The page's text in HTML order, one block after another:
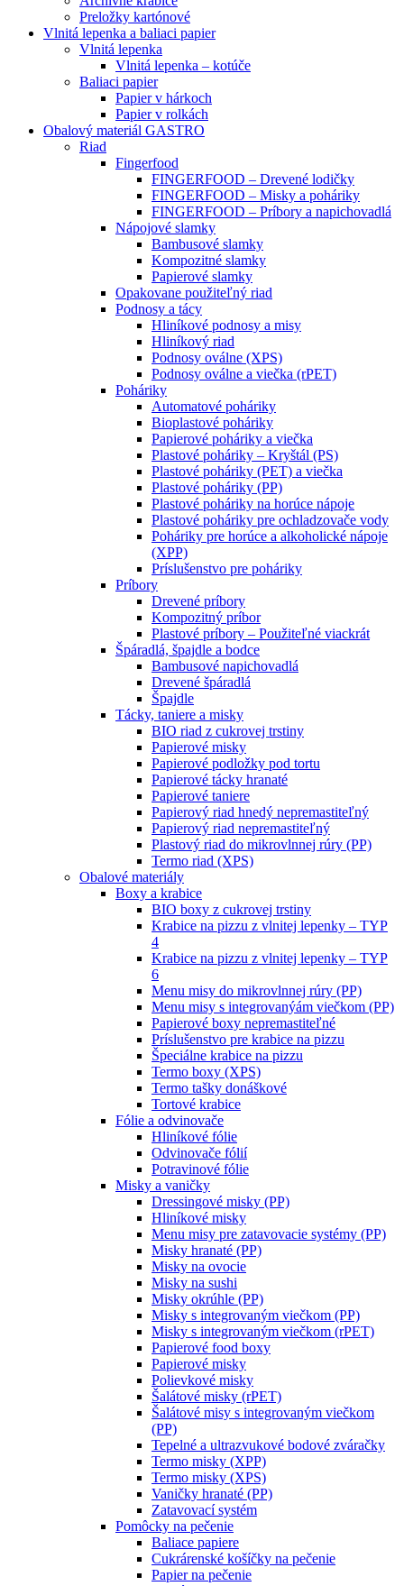
Preložky kartónové
Vlnitá lepenka a baliaci papier
Vlnitá lepenka
Vlnitá lepenka – kotúče
Baliaci papier
Papier v hárkoch
Papier v rolkách
Obalový materiál GASTRO
Riad
Fingerfood
FINGERFOOD – Drevené lodičky
FINGERFOOD – Misky a poháriky
FINGERFOOD – Príbory a napichovadlá
Nápojové slamky
Bambusové slamky
Kompozitné slamky
Papierové slamky
Opakovane použiteľný riad
Podnosy a tácy
Hliníkové podnosy a misy
Hliníkový riad
Podnosy oválne (XPS)
Podnosy oválne a viečka (rPET)
Poháriky
Automatové poháriky
Bioplastové poháriky
Papierové poháriky a viečka
Plastové poháriky – Kryštál (PS)
Plastové poháriky (PET) a viečka
Plastové poháriky (PP)
Plastové poháriky na horúce nápoje
Plastové poháriky pre ochladzovače vody
Poháriky pre horúce a alkoholické nápoje
(XPP)
Príslušenstvo pre poháriky
Príbory
Drevené príbory
Kompozitný príbor
Plastové príbory – Použiteľné viackrát
Špáradlá, špajdle a bodce
Bambusové napichovadlá
Drevené špáradlá
Špajdle
Tácky, taniere a misky
BIO riad z cukrovej trstiny
Papierové misky
Papierové podložky pod tortu
Papierové tácky hranaté
Papierové taniere
Papierový riad hnedý nepremastiteľný
Papierový riad nepremastiteľný
Plastový riad do mikrovlnnej rúry (PP)
Termo riad (XPS)
Obalové materiály
Boxy a krabice
BIO boxy z cukrovej trstiny
Krabice na pizzu z vlnitej lepenky – TYP
4
Krabice na pizzu z vlnitej lepenky – TYP
6
Menu misy do mikrovlnnej rúry (PP)
Menu misy s integrovanýám viečkom (PP)
Papierové boxy nepremastiteľné
Príslušenstvo pre krabice na pizzu
Špeciálne krabice na pizzu
Termo boxy (XPS)
Termo tašky donáškové
Tortové krabice
Fólie a odvinovače
Hliníkové fólie
Odvinovače fólií
Potravinové fólie
Misky a vaničky
Dressingové misky (PP)
Hliníkové misky
Menu misy pre zatavovacie systémy (PP)
Misky hranaté (PP)
Misky na ovocie
Misky na sushi
Misky okrúhle (PP)
Misky s integrovaným viečkom (PP)
Misky s integrovaným viečkom (rPET)
Papierové food boxy
Papierové misky
Polievkové misky
Šalátové misky (rPET)
Šalátové misy s integrovaným viečkom
(PP)
Tepelné a ultrazvukové bodové zváračky
Termo misky (XPP)
Termo misky (XPS)
Vaničky hranaté (PP)
Zatavovací systém
Pomôcky na pečenie
Baliace papiere
Cukrárenské košíčky na pečenie
Papier na pečenie